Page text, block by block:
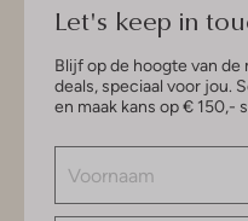
Let's keep in
Blijf op de hoogte van
deals, speciaal voor jou.
en maak kans op € 150,-